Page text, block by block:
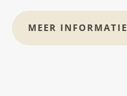
MEER INFORMATIE